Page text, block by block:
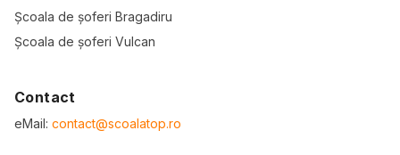
Școala de șoferi Bragadiru
Școala de șoferi Vulcan
Contact
eMail: contact@scoalatop.ro